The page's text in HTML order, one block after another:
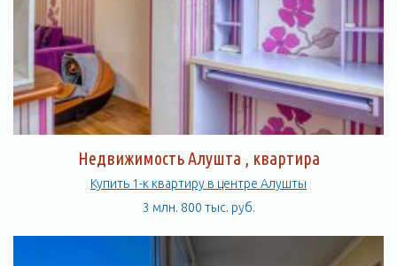
Недвижимость Алушта , квартира
Купить 1-к квартиру в центре Алушты
3 млн. 800 тыс. руб.